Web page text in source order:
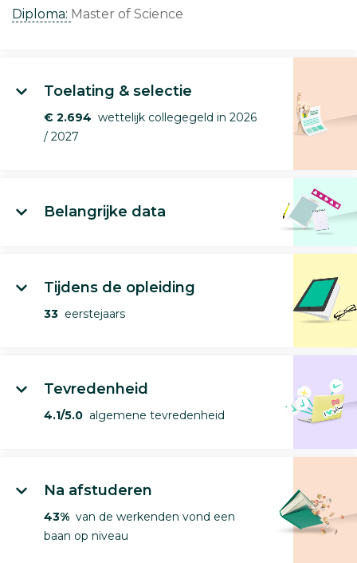
Diploma: Master of Science
Toelating & selectie
€ 2.694 wettelijk collegegeld in 2026
/ 2027
Belangrijke data
Tijdens de opleiding
33 eerstejaars
Tevredenheid
4.1/5.0 algemene tevredenheid
Na afstuderen
43% van de werkenden vond een
baan op niveau